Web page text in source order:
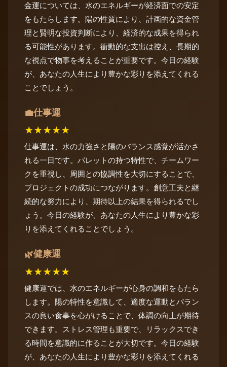
金運については、水のエネルギーが経済面での安定
をもたらします。陽の性質により、計画的な資金管
理と賢明な投資判断により、経済的な成果を得られ
る可能性があります。衝動的な支出は控え、長期的
な視点で物事を考えることが重要です。今日の経験
が、あなたの人生により豊かな彩りを添えてくれる
ことでしょう。
💼仕事運
★★★★★
仕事運は、水の力強さと陽のバランス感覚が活かさ
れる一日です。パレットの持つ特性で、チームワー
クを重視し、周囲との協調性を大切にすることで、
プロジェクトの成功につながります。創意工夫と継
続的な努力により、期待以上の結果を得られるでし
ょう。今日の経験が、あなたの人生により豊かな彩
りを添えてくれることでしょう。
🌿健康運
★★★★★
健康運では、水のエネルギーが心身の調和をもたら
します。陽の特性を意識して、適度な運動とバラン
スの良い食事を心がけることで、体調の向上が期待
できます。ストレス管理も重要で、リラックスでき
る時間を意識的に作ることが大切です。今日の経験
が、あなたの人生により豊かな彩りを添えてくれる